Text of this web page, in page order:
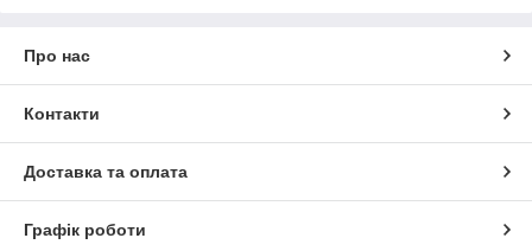
Про нас
Контакти
Доставка та оплата
Графік роботи